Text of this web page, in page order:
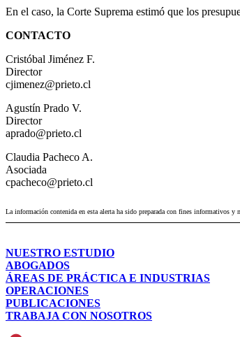
En el caso, la Corte Suprema estimó que los
CONTACTO
Cristóbal Jiménez F.
Director
cjimenez@prieto.cl
Agustín Prado V.
Director
aprado@prieto.cl
Claudia Pacheco A.
Asociada
cpacheco@prieto.cl
La información contenida en esta alerta ha sido preparada con fines informativos y
NUESTRO ESTUDIO
ABOGADOS
ÁREAS DE PRÁCTICA E INDUSTRIAS
OPERACIONES
PUBLICACIONES
TRABAJA CON NOSOTROS